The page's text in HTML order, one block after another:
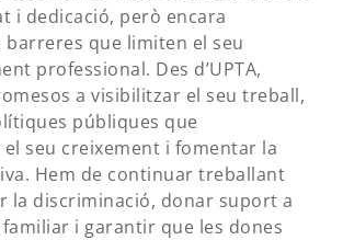
i dedicació, però encara
barreres que limiten el seu
professional. Des d’UPTA,
a visibilitzar el seu treball,
públiques que
seu creixement i fomentar la
Hem de continuar treballant
la discriminació, donar suport a
i garantir que les dones